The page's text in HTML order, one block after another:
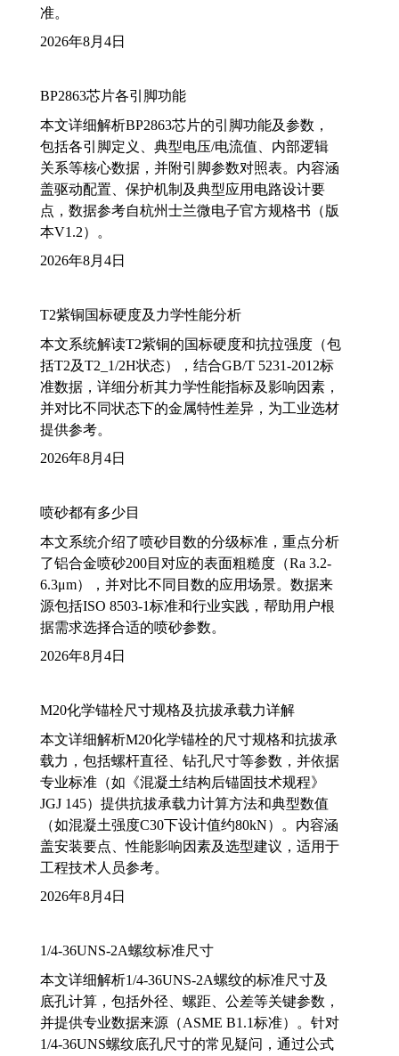
准。
2026年8月4日
BP2863芯片各引脚功能
本文详细解析BP2863芯片的引脚功能及参数，
包括各引脚定义、典型电压/电流值、内部逻辑
关系等核心数据，并附引脚参数对照表。内容涵
盖驱动配置、保护机制及典型应用电路设计要
点，数据参考自杭州士兰微电子官方规格书（版
本V1.2）。
2026年8月4日
T2紫铜国标硬度及力学性能分析
本文系统解读T2紫铜的国标硬度和抗拉强度（包
括T2及T2_1/2H状态），结合GB/T 5231-2012标
准数据，详细分析其力学性能指标及影响因素，
并对比不同状态下的金属特性差异，为工业选材
提供参考。
2026年8月4日
喷砂都有多少目
本文系统介绍了喷砂目数的分级标准，重点分析
了铝合金喷砂200目对应的表面粗糙度（Ra 3.2-
6.3μm），并对比不同目数的应用场景。数据来
源包括ISO 8503-1标准和行业实践，帮助用户根
据需求选择合适的喷砂参数。
2026年8月4日
M20化学锚栓尺寸规格及抗拔承载力详解
本文详细解析M20化学锚栓的尺寸规格和抗拔承
载力，包括螺杆直径、钻孔尺寸等参数，并依据
专业标准（如《混凝土结构后锚固技术规程》
JGJ 145）提供抗拔承载力计算方法和典型数值
（如混凝土强度C30下设计值约80kN）。内容涵
盖安装要点、性能影响因素及选型建议，适用于
工程技术人员参考。
2026年8月4日
1/4-36UNS-2A螺纹标准尺寸
本文详细解析1/4-36UNS-2A螺纹的标准尺寸及
底孔计算，包括外径、螺距、公差等关键参数，
并提供专业数据来源（ASME B1.1标准）。针对
1/4-36UNS螺纹底孔尺寸的常见疑问，通过公式